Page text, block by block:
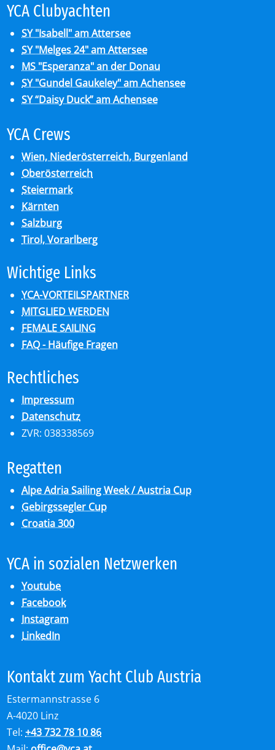
YCA Club­y­ach­ten
SY "Isabell" am Attersee
SY "Melges 24" am Attersee
MS "Esperanza" an der Donau
SY "Gundel Gaukeley" am Achensee
SY “Daisy Duck” am Achensee
YCA Crews
Wien, Niederösterreich, Burgenland
Oberösterreich
Steiermark
Kärnten
Salzburg
Tirol, Vorarlberg
Wich­ti­ge Links
YCA-VORTEILSPARTNER
MITGLIED WERDEN
FEMALE SAILING
FAQ - Häufige Fragen
Recht­li­ches
Impressum
Datenschutz
ZVR: 038338569
Re­gat­ten
Alpe Adria Sailing Week / Austria Cup
Gebirgssegler Cup
Croatia 300
YCA in so­zia­len Netz­wer­ken
Youtube
Facebook
Instagram
LinkedIn
Kon­takt zum Yacht Club Aus­tria
Estermannstrasse 6
A-4020 Linz
Tel:+43 732 78 10 86